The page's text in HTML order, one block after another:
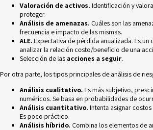
Valoración de activos. Identificación y
proteger.
Análisis de amenazas. Cuáles son las
frecuencia e impacto de las mismas.
ALE. Expectativa de pérdida anualizada. Es un
analizar la relación costo/beneficio de una
Selección de las acciones a seguir.
Por otra parte, los tipos principales de análisis de
Análisis cualitativo. Es más subjetivo,
numéricos. Se basa en probabilidades de
Análisis cuantitativo. Intenta asignar
Es poco práctico.
Análisis híbrido. Combina los elementos de